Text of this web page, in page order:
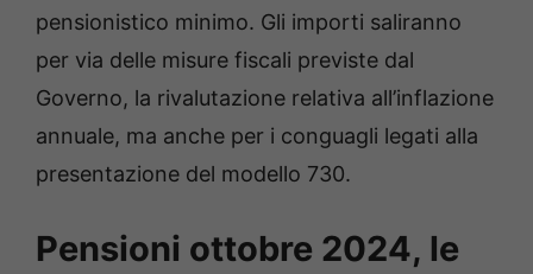
pensionistico minimo. Gli importi saliranno
per via delle misure fiscali previste dal
Governo, la rivalutazione relativa all’inflazione
annuale, ma anche per i conguagli legati alla
presentazione del modello 730.
Pensioni ottobre 2024, le